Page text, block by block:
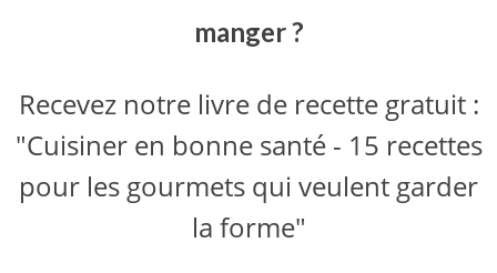
manger ?
Recevez notre livre de recette gratuit :
"Cuisiner en bonne santé - 15 recettes
pour les gourmets qui veulent garder
la forme"